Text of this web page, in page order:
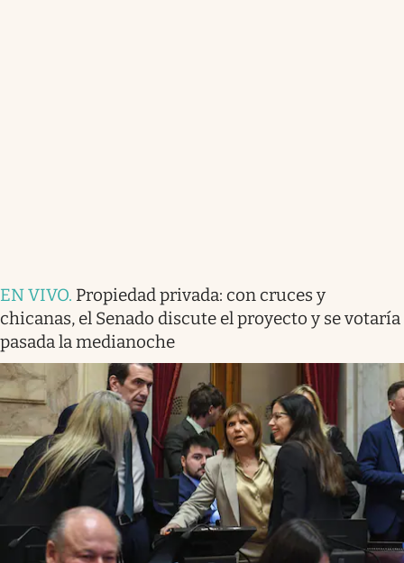
EN VIVO. Propiedad privada: con cruces y
chicanas, el Senado discute el proyecto y se votaría
pasada la medianoche